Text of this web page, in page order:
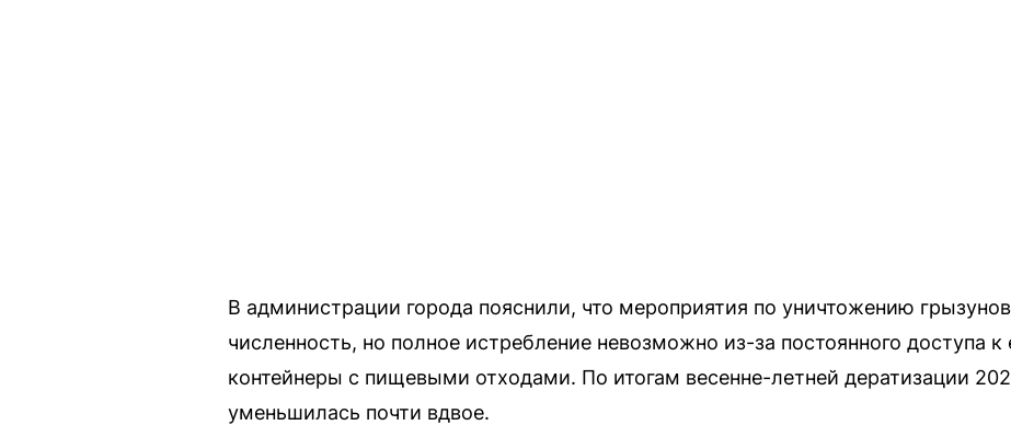
В администрации города пояснили, что мероприятия по уничтожению
численность, но полное истребление невозможно из-за постоянного доступа
контейнеры с пищевыми отходами. По итогам весенне-летней дератизации
уменьшилась почти вдвое.